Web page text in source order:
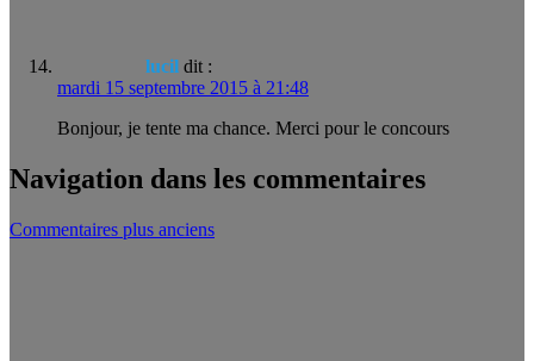
lucil dit :
mardi 15 septembre 2015 à 21:48
Bonjour, je tente ma chance. Merci pour le concours
Navigation dans les commentaires
Commentaires plus anciens